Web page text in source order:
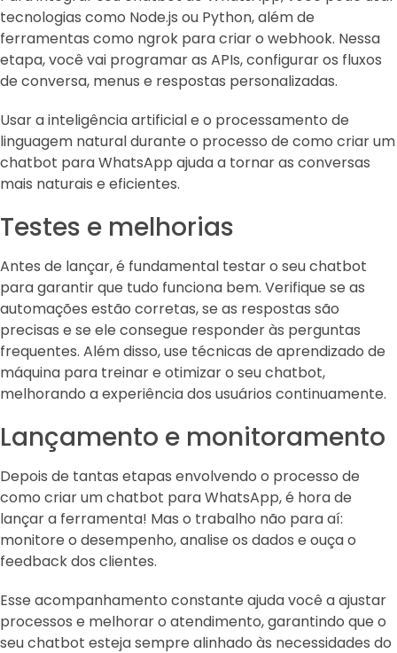
tecnologias como Node.js ou Python, além de
ferramentas como ngrok para criar o webhook. Nessa
etapa, você vai programar as APIs, configurar os fluxos
de conversa, menus e respostas personalizadas.
Usar a inteligência artificial e o processamento de
linguagem natural durante o processo de como criar um
chatbot para WhatsApp ajuda a tornar as conversas
mais naturais e eficientes.
Testes e melhorias
Antes de lançar, é fundamental testar o seu chatbot
para garantir que tudo funciona bem. Verifique se as
automações estão corretas, se as respostas são
precisas e se ele consegue responder às perguntas
frequentes. Além disso, use técnicas de aprendizado de
máquina para treinar e otimizar o seu chatbot,
melhorando a experiência dos usuários continuamente.
Lançamento e monitoramento
Depois de tantas etapas envolvendo o processo de
como criar um chatbot para WhatsApp, é hora de
lançar a ferramenta! Mas o trabalho não para aí:
monitore o desempenho, analise os dados e ouça o
feedback dos clientes.
Esse acompanhamento constante ajuda você a ajustar
processos e melhorar o atendimento, garantindo que o
seu chatbot esteja sempre alinhado às necessidades do